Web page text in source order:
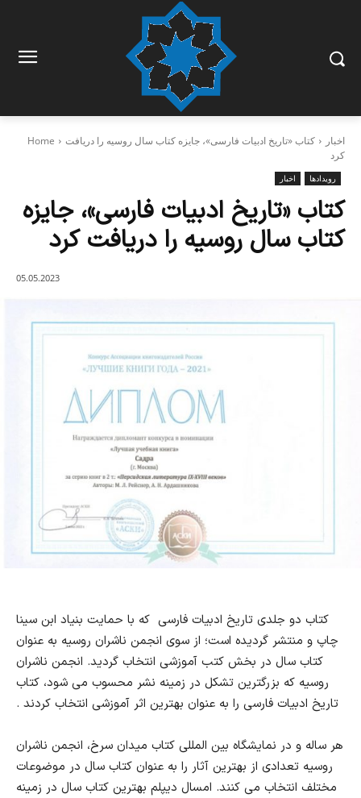
Home اخبار
کتاب «تاریخ ادبیات فارسی»، جایزه کتاب سال روسیه را دریافت
کرد
اخبار رویدادها
کتاب «تاریخ ادبیات فارسی»، جایزه
کتاب سال روسیه را دریافت کرد
05.05.2023
کتاب دو جلدی تاریخ ادبیات فارسی که با حمایت بنیاد ابن سینا
چاپ و منتشر گردیده است؛ از سوی انجمن ناشران روسیه به عنوان
کتاب سال در بخش کتب آموزشی انتخاب گردید. انجمن ناشران
روسیه که بزرگترین تشکل در زمینه نشر محسوب می شود، کتاب
تاریخ ادبیات فارسی را به عنوان بهترین اثر آموزشی انتخاب کردند .
هر ساله و در نمایشگاه بین المللی کتاب میدان سرخ، انجمن ناشران
روسیه تعدادی از بهترین آثار را به عنوان کتاب سال در موضوعات
مختلف انتخاب می کنند. امسال دیپلم بهترین کتاب سال در زمینه